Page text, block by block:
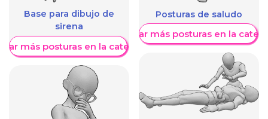
Base para dibujo de
sirena
más posturas en la categoría
Posturas de saludo
Mostrar más posturas en la